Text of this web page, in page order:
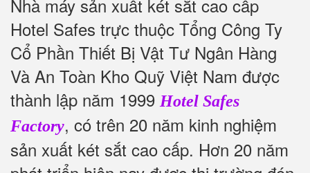
Nhà máy sản xuất két sắt cao cấp
Hotel Safes trực thuộc Tổng Công Ty
Cổ Phần Thiết Bị Vật Tư Ngân Hàng
Và An Toàn Kho Quỹ Việt Nam được
thành lập năm 1999 Hotel Safes
Factory, có trên 20 năm kinh nghiệm
sản xuất két sắt cao cấp. Hơn 20 năm